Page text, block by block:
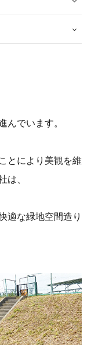
んでいます。
とにより美観を維
は、
適な緑地空間造り